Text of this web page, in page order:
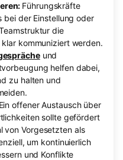
Führungskräfte
bei der Einstellung oder
die
kommuniziert werden.
und
helfen dabei,
zu halten und
Ein offener Austausch über
sollte gefördert
von Vorgesetzten als
um kontinuierlich
und Konflikte